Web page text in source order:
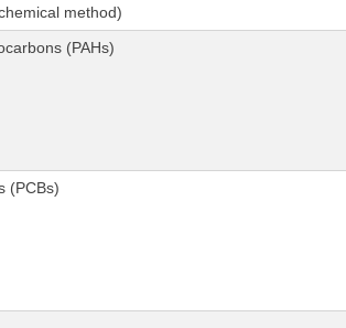
method)
(PAHs)
(PCBs)